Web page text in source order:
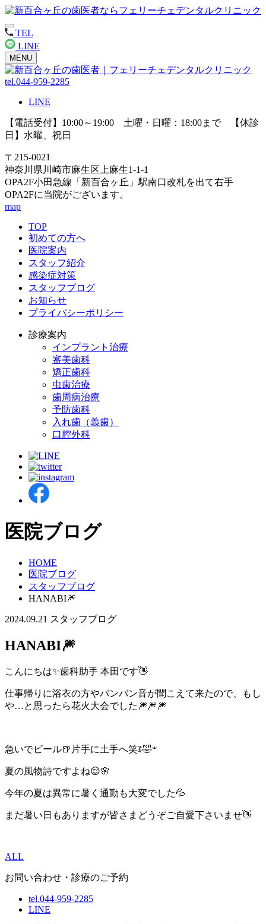
TEL
LINE
MENU
tel.044-959-2285
LINE
【電話受付】10:00～19:00 土曜・日曜：18:00まで 【休診
日】水曜、祝日
〒215-0021
神奈川県川崎市麻生区上麻生1-1-1
OPA2F小田急線「新百合ヶ丘」駅南口改札を出て右手
OPA2Fに当院がございます。
map
TOP
初めての方へ
医院案内
スタッフ紹介
感染症対策
スタッフブログ
お知らせ
プライバシーポリシー
診療案内
インプラント治療
審美歯科
矯正歯科
虫歯治療
歯周病治療
予防歯科
入れ歯（義歯）
口腔外科
医院ブログ
HOME
医院ブログ
スタッフブログ
HANABI🎆
2024.09.21 スタッフブログ
HANABI🎆
こんにちは✨歯科助手 本田です👋
仕事帰りに浴衣の方やバンバン音が聞こえて来たので、もし
や…と思ったら花火大会でした🎆🎆🎆
急いでビール🍺片手に土手へ笑ꉂ🤣𐤔
夏の風物詩ですよね😌🌸
今年の夏は異常に暑く通勤も大変でした💦
まだ暑い日もありますが皆さまどうぞご自愛下さいませ👋
ALL
お問い合わせ・診療のご予約
tel.044-959-2285
LINE